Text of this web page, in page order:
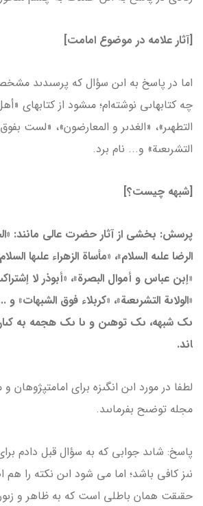
[آثار علامه در موضوع امامت]
اما در پاسخ به اىن سؤال که پرسىدىد
چه کتاب­هاىى نوشته‌ام؛ مى­شود از کتاب­هاى
التطهىر»، «الغدىر و المعارضون»، «لست
التشرىعىة» و... نام برد.
[شبهه چیست؟]
پرسش: بخشى از آثار حضرت عالى مانند:
الرضا علىه السلام»، «مأساة الزهراء علىها
«إبن عباس و أموال البصرة»، «أبوذر لا
«الولاىة التشرىعىة»، «کربلاء فوق الشبهات»
اند.
لطفا در مورد اىن انگىزه براى
مجله توضىح بفرماىىد.
پاسخ: شاىد جوابى که به سؤال قبل دادم
نىز کافى باشد؛ اما مى شود اىن نکته را هم
حقىقت همان باطلى است که به ظاهر و